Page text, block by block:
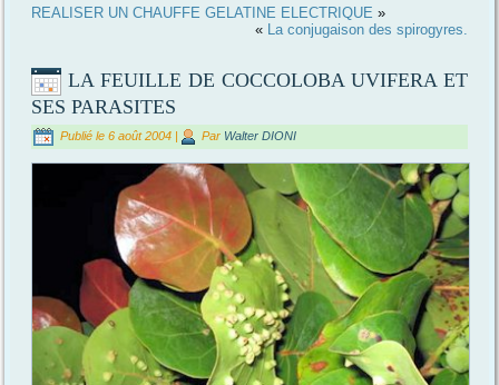
REALISER UN CHAUFFE GELATINE ELECTRIQUE »
« La conjugaison des spirogyres.
LA FEUILLE DE COCCOLOBA UVIFERA ET
SES PARASITES
Publié le 6 août 2004 Par Walter DIONI